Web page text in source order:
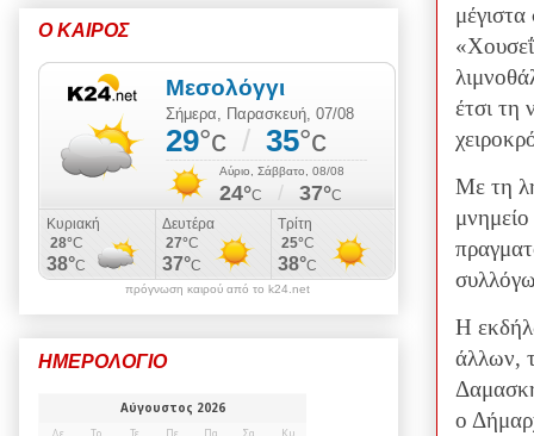
έτσι τη
Με τη
Η
άλλων,
ο
Ο ΚΑΙΡΟΣ
πρόγνωση καιρού από το k24.net
ΗΜΕΡΟΛΟΓΙΟ